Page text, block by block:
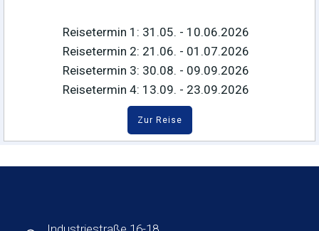
Reisetermin 1: 31.05. - 10.06.2026
Reisetermin 2: 21.06. - 01.07.2026
Reisetermin 3: 30.08. - 09.09.2026
Reisetermin 4: 13.09. - 23.09.2026
Zur Reise